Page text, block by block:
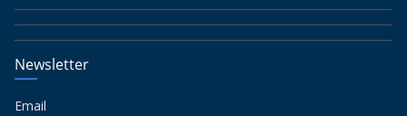
Newsletter
Email